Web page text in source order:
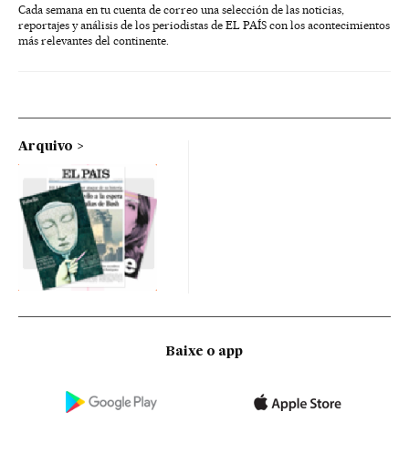
Cada semana en tu cuenta de correo una selección de las noticias,
reportajes y análisis de los periodistas de EL PAÍS con los acontecimientos
más relevantes del continente.
Arquivo
Baixe o app